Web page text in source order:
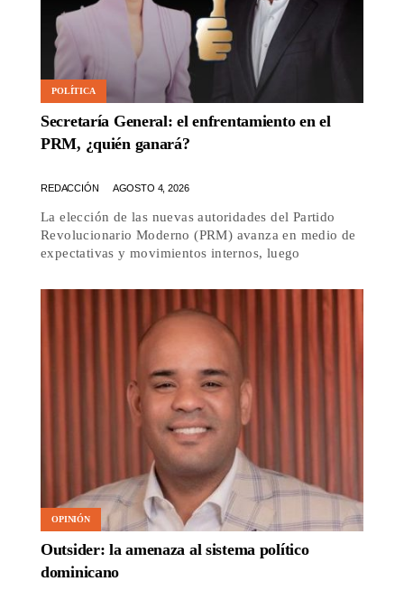
POLÍTICA
Secretaría General: el enfrentamiento en el
PRM, ¿quién ganará?
REDACCIÓN AGOSTO 4, 2026
La elección de las nuevas autoridades del Partido
Revolucionario Moderno (PRM) avanza en medio de
expectativas y movimientos internos, luego
OPINIÓN
Outsider: la amenaza al sistema político
dominicano